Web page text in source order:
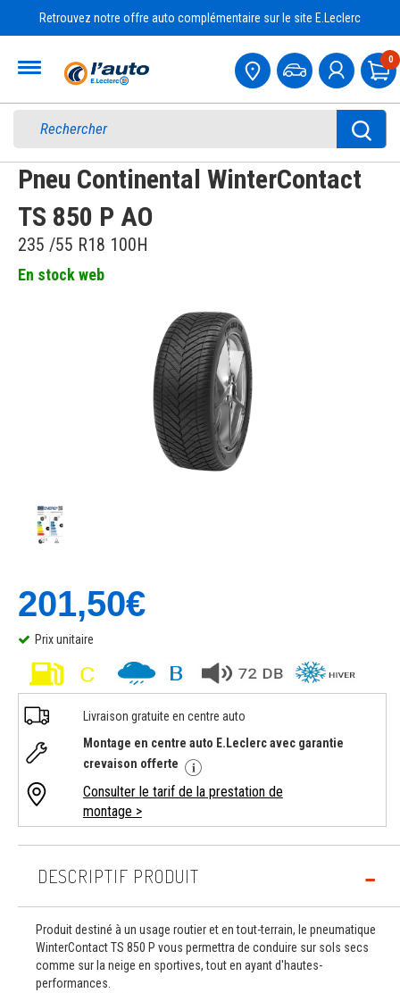
Retrouvez notre offre auto complémentaire sur le site E.Leclerc
0
Pneu Continental WinterContact
TS 850 P AO
235 /55 R18 100H
En stock web
201,50€
Prix unitaire
Livraison gratuite en centre auto
Montage en centre auto E.Leclerc avec garantie
crevaison offerte
Consulter le tarif de la prestation de
montage >
DESCRIPTIF PRODUIT
Produit destiné à un usage routier et en tout-terrain, le pneumatique
WinterContact TS 850 P vous permettra de conduire sur sols secs
comme sur la neige en sportives, tout en ayant d'hautes-
performances.